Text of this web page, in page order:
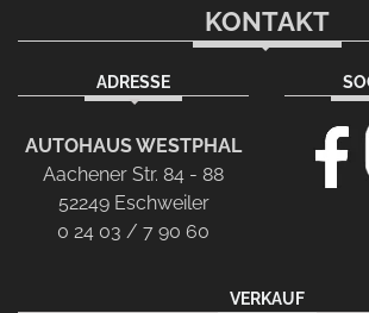
KONTAKT
ADRESSE
AUTOHAUS WESTPHAL
Aachener Str. 84 - 88
52249 Eschweiler
0 24 03 / 7 90 60
VERKAUF